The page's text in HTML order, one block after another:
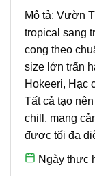
Mô tả: Vườn
tropical sang
cong theo
size lớn trấn
Hokeeri, Hạc
Tất cả tạo
chill, mang
được tối đa
Ngày thực